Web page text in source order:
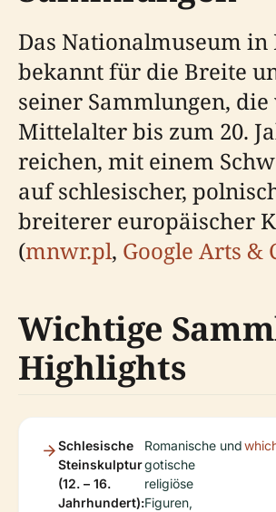
Das Nationalmuseum in
bekannt für die Breite
seiner Sammlungen, die
Mittelalter bis zum 20.
reichen, mit einem
auf schlesischer,
breiterer europäischer
(mnwr.pl, Google Arts &
Wichtige
Highlights
Schlesische
Steinskulptur
(12. – 16.
Jahrhundert):
Romanische und
gotische
religiöse
Figuren,